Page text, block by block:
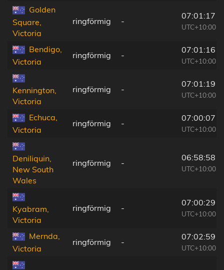
Golden
Square,
Victoria
ringförmig -
07:01:17
UTC+10:00
Bendigo,
Victoria
ringförmig -
07:01:16
UTC+10:00
Kennington,
Victoria
ringförmig -
07:01:19
UTC+10:00
Echuca,
Victoria
ringförmig -
07:00:07
UTC+10:00
Deniliquin,
New South
Wales
ringförmig -
06:58:58
UTC+10:00
Kyabram,
Victoria
ringförmig -
07:00:29
UTC+10:00
Mernda,
Victoria
ringförmig -
07:02:59
UTC+10:00